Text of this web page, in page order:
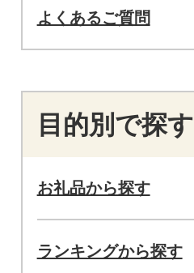
よくあるご質問
目的別で探す
お礼品から探す
ランキングから探す